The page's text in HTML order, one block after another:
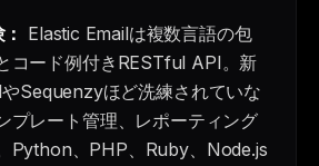
Elastic Emailは複数言語の包
コード例付きRESTful API。新
Sequenzyほど洗練されていな
プレート管理、レポーティング
Python、PHP、Ruby、Node.js